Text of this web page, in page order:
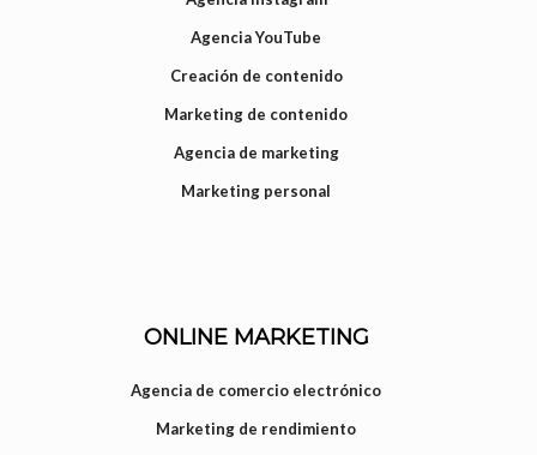
Agencia YouTube
Creación de contenido
Marketing de contenido
Agencia de marketing
Marketing personal
ONLINE MARKETING
Agencia de comercio electrónico
Marketing de rendimiento